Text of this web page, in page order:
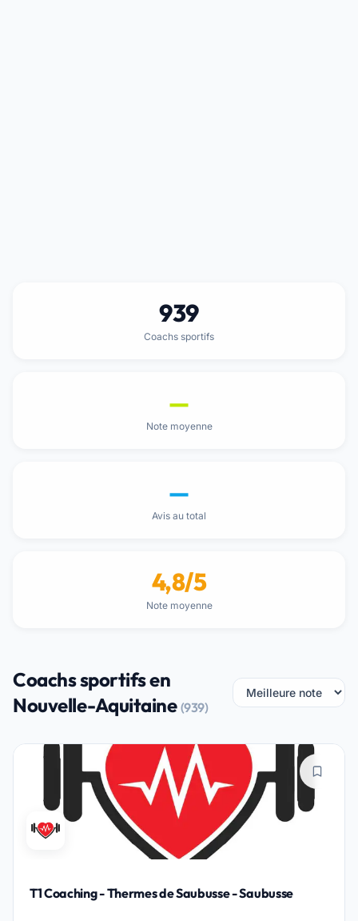
939
Coachs sportifs
—
Note moyenne
—
Avis au total
4,8/5
Note moyenne
Coachs sportifs en
Nouvelle-Aquitaine (939)
T1 Coaching - Thermes de Saubusse - Saubusse